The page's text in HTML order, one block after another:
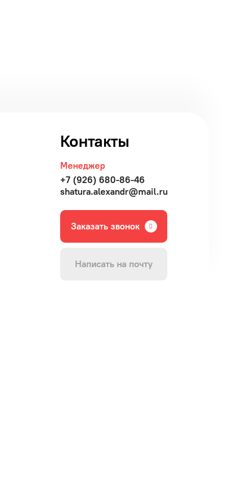
Контакты
Менеджер
+7 (926) 680-86-46
shatura.alexandr@mail.ru
Заказать звонок
Написать на почту